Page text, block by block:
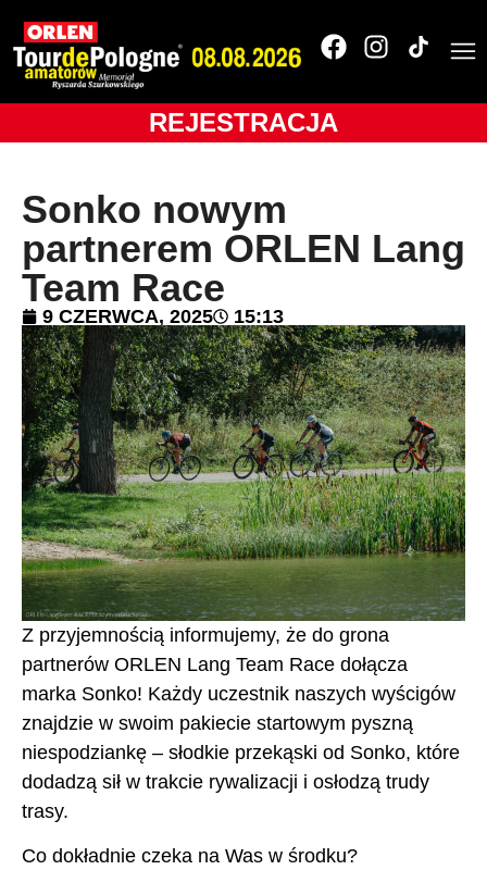
REJESTRACJA
Sonko nowym
partnerem ORLEN Lang
Team Race
9 CZERWCA, 2025 15:13
Z przyjemnością informujemy, że do grona
partnerów ORLEN Lang Team Race dołącza
marka Sonko! Każdy uczestnik naszych wyścigów
znajdzie w swoim pakiecie startowym pyszną
niespodziankę – słodkie przekąski od Sonko, które
dodadzą sił w trakcie rywalizacji i osłodzą trudy
trasy.
Co dokładnie czeka na Was w środku?